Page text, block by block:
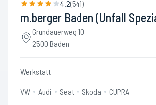
4.2(541)
m.berger Baden (Unfall
Grundauerweg 10
2500 Baden
Werkstatt
VW Audi Seat Skoda CUPRA